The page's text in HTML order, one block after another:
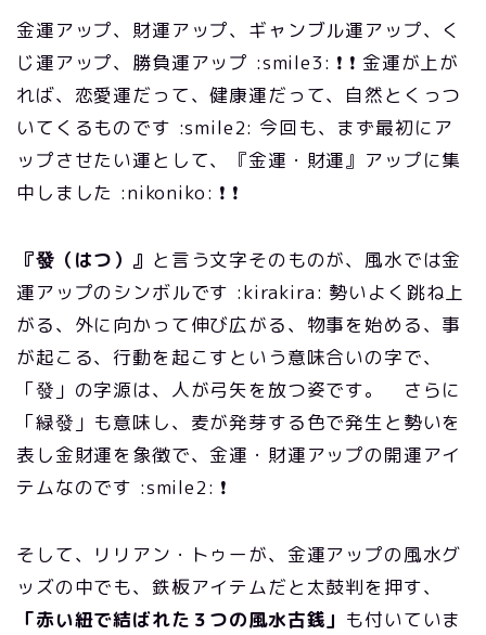
金運アップ、財運アップ、ギャンブル運アップ、く
じ運アップ、勝負運アップ :smile3: ❗ ❗ 金運が上が
れば、恋愛運だって、健康運だって、自然とくっつ
いてくるものです :smile2: 今回も、まず最初にア
ップさせたい運として、『金運・財運』アップに集
中しました :nikoniko: ❗ ❗
『發（はつ）』 と言う文字そのものが、風水では金
運アップのシンボルです :kirakira: 勢いよく跳ね上
がる、外に向かって伸び広がる、物事を始める、事
が起こる、行動を起こすという意味合いの字で、
「發」の字源は、人が弓矢を放つ姿です。 さらに
「緑發」も意味し、麦が発芽する色で発生と勢いを
表し金財運を象徴で、金運・財運アップの開運アイ
テムなのです :smile2: ❗
そして、リリアン・トゥーが、金運アップの風水グ
ッズの中でも、鉄板アイテムだと太鼓判を押す、
「赤い紐で結ばれた３つの風水古銭」 も付いていま